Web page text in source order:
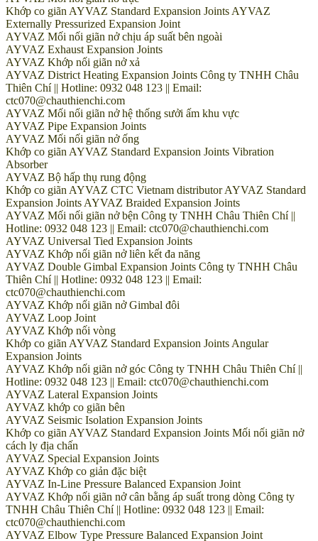
Khớp co giãn AYVAZ Standard Expansion Joints AYVAZ
Externally Pressurized Expansion Joint
AYVAZ Mối nối giãn nở chịu áp suất bên ngoài
AYVAZ Exhaust Expansion Joints
AYVAZ Khớp nối giãn nở xả
AYVAZ District Heating Expansion Joints Công ty TNHH Châu
Thiên Chí || Hotline: 0932 048 123 || Email:
ctc070@chauthienchi.com
AYVAZ Mối nối giãn nở hệ thống sưởi ấm khu vực
AYVAZ Pipe Expansion Joints
AYVAZ Mối nối giãn nở ống
Khớp co giãn AYVAZ Standard Expansion Joints Vibration
Absorber
AYVAZ Bộ hấp thụ rung động
Khớp co giãn AYVAZ CTC Vietnam distributor AYVAZ Standard
Expansion Joints AYVAZ Braided Expansion Joints
AYVAZ Mối nối giãn nở bện Công ty TNHH Châu Thiên Chí ||
Hotline: 0932 048 123 || Email: ctc070@chauthienchi.com
AYVAZ Universal Tied Expansion Joints
AYVAZ Khớp nối giãn nở liên kết đa năng
AYVAZ Double Gimbal Expansion Joints Công ty TNHH Châu
Thiên Chí || Hotline: 0932 048 123 || Email:
ctc070@chauthienchi.com
AYVAZ Khớp nối giãn nở Gimbal đôi
AYVAZ Loop Joint
AYVAZ Khớp nối vòng
Khớp co giãn AYVAZ Standard Expansion Joints Angular
Expansion Joints
AYVAZ Khớp nối giãn nở góc Công ty TNHH Châu Thiên Chí ||
Hotline: 0932 048 123 || Email: ctc070@chauthienchi.com
AYVAZ Lateral Expansion Joints
AYVAZ khớp co giãn bên
AYVAZ Seismic Isolation Expansion Joints
Khớp co giãn AYVAZ Standard Expansion Joints Mối nối giãn nở
cách ly địa chấn
AYVAZ Special Expansion Joints
AYVAZ Khớp co giản đặc biệt
AYVAZ In-Line Pressure Balanced Expansion Joint
AYVAZ Khớp nối giãn nở cân bằng áp suất trong dòng Công ty
TNHH Châu Thiên Chí || Hotline: 0932 048 123 || Email:
ctc070@chauthienchi.com
AYVAZ Elbow Type Pressure Balanced Expansion Joint